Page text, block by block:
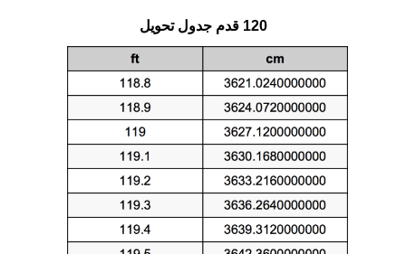
120 قدم جدول تحويل